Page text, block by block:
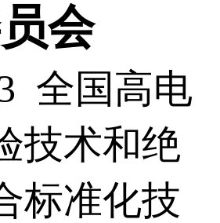
会
全国高电
技术和绝
标准化技